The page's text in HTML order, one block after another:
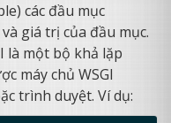
các đầu mục
giá trị của đầu mục.
là một bộ khả lặp
máy chủ WSGI
trình duyệt. Ví dụ: